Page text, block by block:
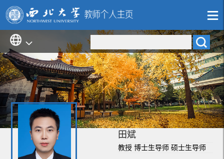
田斌
教授 博士生导师 硕士生导师